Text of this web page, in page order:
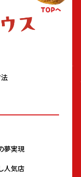
夢実現
人気店